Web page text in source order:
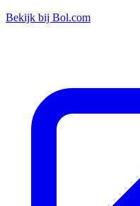
Bekijk bij Bol.com